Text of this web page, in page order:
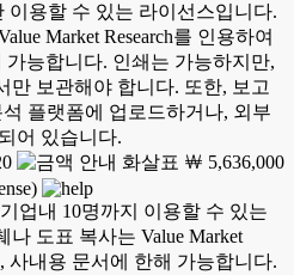
이용할 수 있는 라이선스입니다.
Market Research를 인용하여
능합니다. 인쇄는 가능하지만,
만 보관해야 합니다. 또한, 보고
플랫폼에 업로드하거나, 외부
어 있습니다.
￦ 5,636,000
업내 10명까지 이용할 수 있는
도표 복사는 Value Market
사내용 문서에 한해 가능합니다.